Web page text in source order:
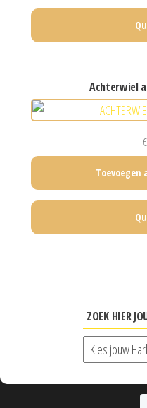
achterwiel
€
Toevoegen
ZOEK HIER